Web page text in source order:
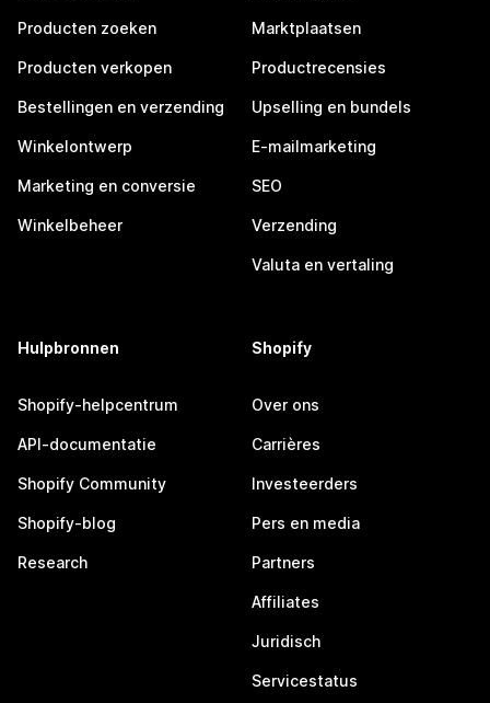
Producten zoeken
Producten verkopen
Bestellingen en verzending
Winkelontwerp
Marketing en conversie
Winkelbeheer
Marktplaatsen
Productrecensies
Upselling en bundels
E-mailmarketing
SEO
Verzending
Valuta en vertaling
Hulpbronnen
Shopify-helpcentrum
API-documentatie
Shopify Community
Shopify-blog
Research
Shopify
Over ons
Carrières
Investeerders
Pers en media
Partners
Affiliates
Juridisch
Servicestatus